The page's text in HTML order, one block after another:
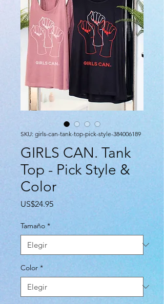
SKU: girls-can-tank-top-pick-style-384006189
GIRLS CAN. Tank
Top - Pick Style &
Color
US$24.95Precio
Tamaño *
Color *